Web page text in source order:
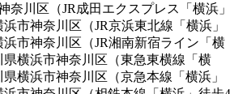
奈川区（JR成田エクスプレス「横浜」
市神奈川区（JR京浜東北線「横浜」
市神奈川区（JR湘南新宿ライン「横
横浜市神奈川区（東急東横線「横
横浜市神奈川区（京急本線「横浜」